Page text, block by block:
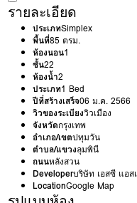
รายละเอียด
ประเภทSimplex
พื้นที่85 ตรม.
ห้องนอน1
ชั้น22
ห้องน้ำ2
ประเภท1 Bed
ปีที่สร้างเสร็จ06 ม.ค. 2566
วิวของระเบียงวิวเมือง
จังหวัดกรุงเทพ
อำเภอ/เขตปทุมวัน
ตำบล/แขวงลุมพินี
ถนนหลังสวน
Developerบริษัท เอสซี แอ
LocationGoogle Map